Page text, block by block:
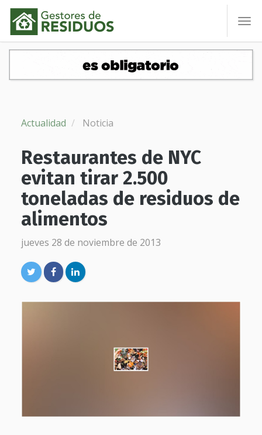
Actualidad Noticia
Restaurantes de NYC
evitan tirar 2.500
toneladas de residuos de
alimentos
jueves 28 de noviembre de 2013